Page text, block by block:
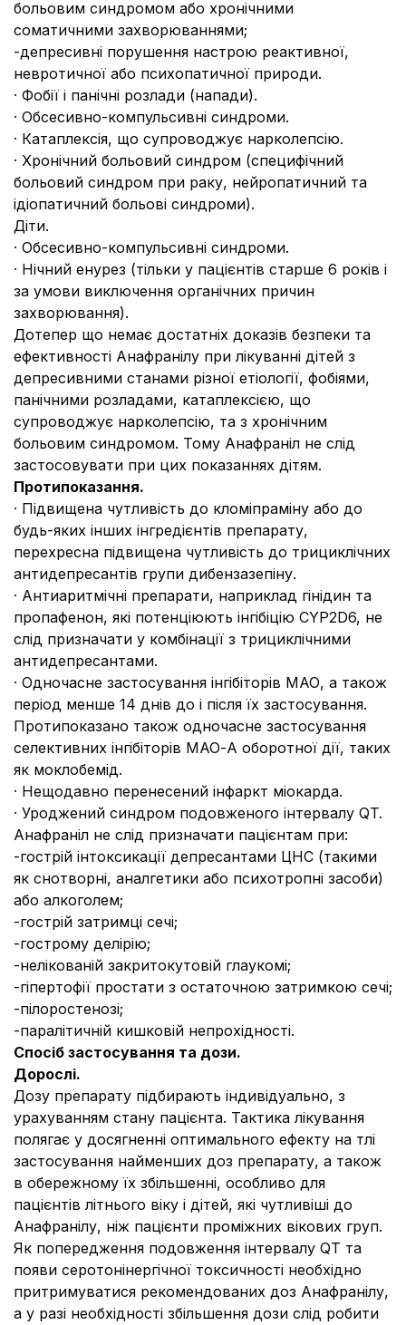
больовим синдромом або хронічними
соматичними захворюваннями;
-депресивні порушення настрою реактивної,
невротичної або психопатичної природи.
· Фобії і панічні розлади (напади).
· Обсесивно-компульсивні синдроми.
· Катаплексія, що супроводжує нарколепсію.
· Хронічний больовий синдром (специфічний
больовий синдром при раку, нейропатичний та
ідіопатичний больові синдроми).
Діти.
· Обсесивно-компульсивні синдроми.
· Нічний енурез (тільки у пацієнтів старше 6 років і
за умови виключення органічних причин
захворювання).
Дотепер що немає достатніх доказів безпеки та
ефективності Анафранілу при лікуванні дітей з
депресивними станами різної етіології, фобіями,
панічними розладами, катаплексією, що
супроводжує нарколепсію, та з хронічним
больовим синдромом. Тому Анафраніл не слід
застосовувати при цих показаннях дітям.
Протипоказання.
· Підвищена чутливість до кломіпраміну або до
будь-яких інших інгредієнтів препарату,
перехресна підвищена чутливість до трициклічних
антидепресантів групи дибензазепіну.
· Антиаритмічні препарати, наприклад гінідин та
пропафенон, які потенціюють інгібіцію CYP2D6, не
слід призначати у комбінації з трициклічними
антидепресантами.
· Одночасне застосування інгібіторів МАО, а також
період менше 14 днів до і після їх застосування.
Протипоказано також одночасне застосування
селективних інгібіторів МАО-А оборотної дії, таких
як моклобемід.
· Нещодавно перенесений інфаркт міокарда.
· Уроджений синдром подовженого інтервалу QT.
Анафраніл не слід призначати пацієнтам при:
-гострій інтоксикації депресантами ЦНС (такими
як снотворні, аналгетики або психотропні засоби)
або алкоголем;
-гострій затримці сечі;
-гострому делірію;
-нелікованій закритокутовій глаукомі;
-гіпертофії простати з остаточною затримкою сечі;
-пілоростенозі;
-паралітичній кишковій непрохідності.
Спосіб застосування та дози.
Дорослі.
Дозу препарату підбирають індивідуально, з
урахуванням стану пацієнта. Тактика лікування
полягає у досягненні оптимального ефекту на тлі
застосування найменших доз препарату, а також
в обережному їх збільшенні, особливо для
пацієнтів літнього віку і дітей, які чутливіші до
Анафранілу, ніж пацієнти проміжних вікових груп.
Як попередження подовження інтервалу QT та
появи серотонінергічної токсичності необхідно
притримуватися рекомендованих доз Анафранілу,
а у разі необхідності збільшення дози слід робити